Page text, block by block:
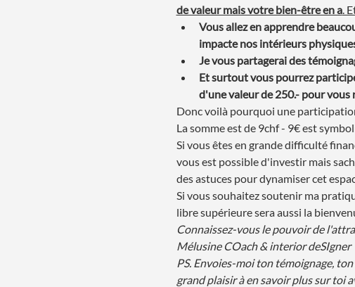
de valeur mais votre bien-être en a.
Vous allez en apprendre
impacte nos intérieurs
Je vous partagerai des
Et surtout vous pourrez
d'une valeur de 250.- pour
Donc voilà pourquoi une
La somme est de 9chf - 9€ est
Si vous êtes en grande difficulté
vous est possible d'investir mais
des astuces pour dynamiser cet
Si vous souhaitez soutenir ma
libre supérieure sera aussi la
Connaissez-vous le pouvoir de
Mélusine COach & interior deSIgner
PS. Envoies-moi ton témoignage,
grand plaisir à en savoir plus sur toi